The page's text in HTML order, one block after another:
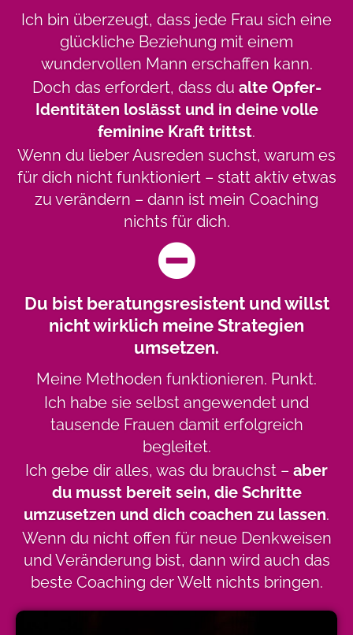
Ich bin überzeugt, dass jede Frau sich eine
glückliche Beziehung mit einem
wundervollen Mann erschaffen kann.
Doch das erfordert, dass du alte Opfer-
Identitäten loslässt und in deine volle
feminine Kraft trittst.
Wenn du lieber Ausreden suchst, warum es
für dich nicht funktioniert – statt aktiv etwas
zu verändern – dann ist mein Coaching
nichts für dich.
Du bist beratungsresistent und willst
nicht wirklich meine Strategien
umsetzen.
Meine Methoden funktionieren. Punkt.
Ich habe sie selbst angewendet und
tausende Frauen damit erfolgreich
begleitet.
Ich gebe dir alles, was du brauchst – aber
du musst bereit sein, die Schritte
umzusetzen und dich coachen zu lassen.
Wenn du nicht offen für neue Denkweisen
und Veränderung bist, dann wird auch das
beste Coaching der Welt nichts bringen.